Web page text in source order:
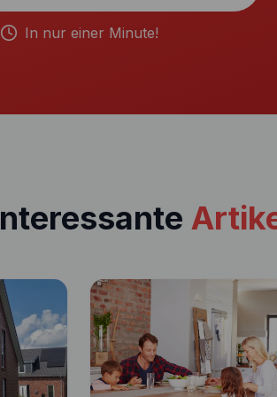
In nur einer Minute!